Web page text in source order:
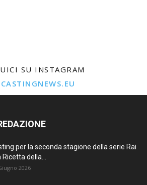
SU INSTAGRAM
per la seconda stagione della serie Rai
Ricetta della...
2026